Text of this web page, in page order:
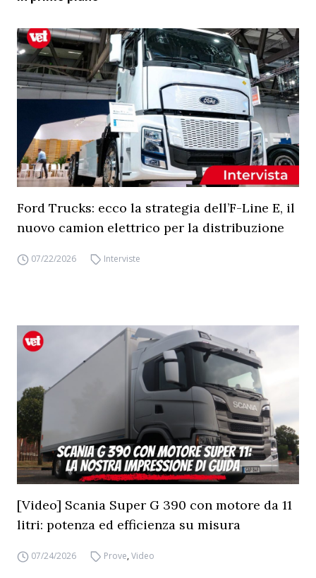
Ford Trucks: ecco la strategia dell’F-Line E, il
nuovo camion elettrico per la distribuzione
07/22/2026 Interviste
[Video] Scania Super G 390 con motore da 11
litri: potenza ed efficienza su misura
07/24/2026 Prove,Video